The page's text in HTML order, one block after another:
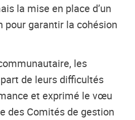
la mise en place d’un
pour garantir la cohésion
les
de leurs difficultés
et exprimé le vœu
des Comités de gestion